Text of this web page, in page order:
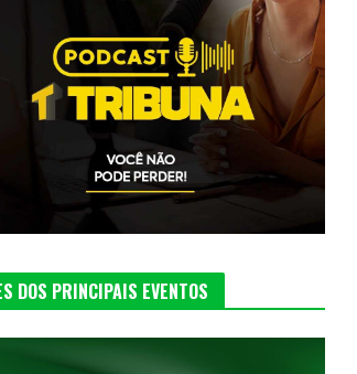
DOS PRINCIPAIS EVENTOS